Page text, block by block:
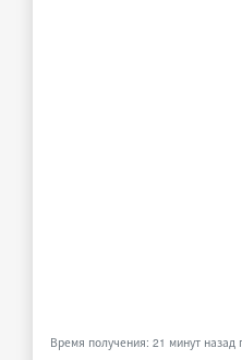
Время получения: 21 минут назад